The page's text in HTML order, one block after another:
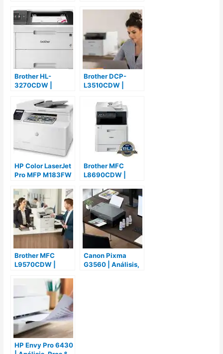
Contras y
Opiniones
Brother HL-
3270CDW |
Contras y
Opiniones
Brother DCP-
L3510CDW |
Contras y
Opiniones
HP Color LaserJet
Pro MFP M183FW
Contras y
Opiniones
Brother MFC
L8690CDW |
Contras y
Opiniones
Brother MFC
L9570CDW |
Contras y
Opiniones
Canon Pixma
G3560 | Análisis,
HP Envy Pro 6430